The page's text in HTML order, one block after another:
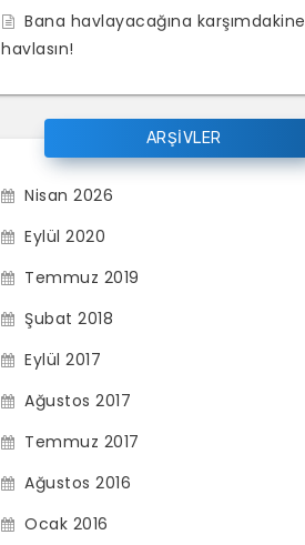
Bana havlayacağına karşımdakine
havlasın!
ARŞİVLER
Nisan 2026
Eylül 2020
Temmuz 2019
Şubat 2018
Eylül 2017
Ağustos 2017
Temmuz 2017
Ağustos 2016
Ocak 2016